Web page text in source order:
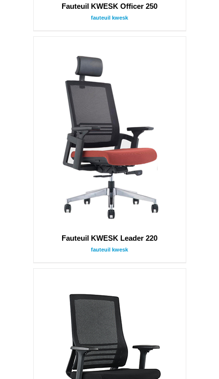
Fauteuil KWESK Officer 250
fauteuil kwesk
Fauteuil KWESK Leader 220
fauteuil kwesk